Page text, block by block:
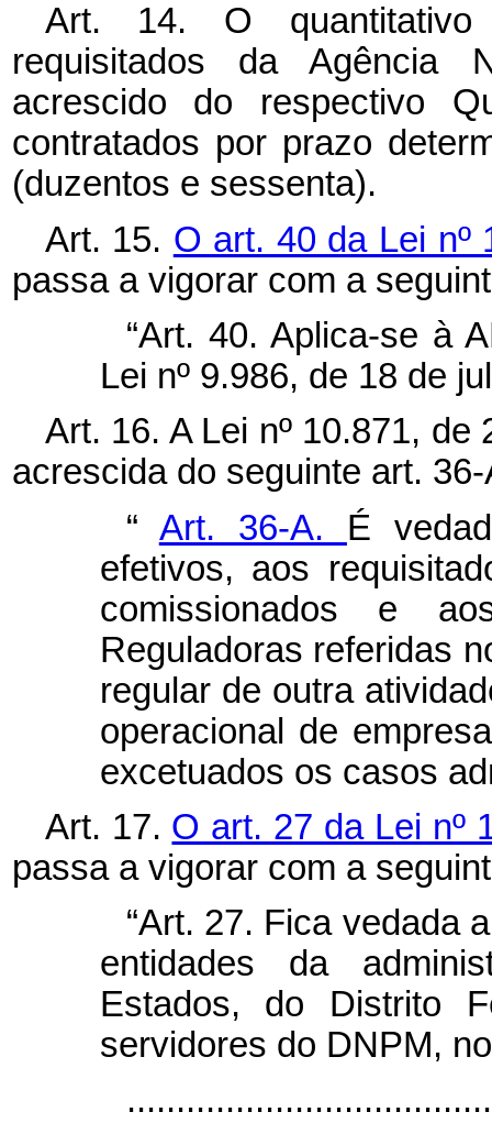
Art. 14. O quantitativo
requisitados da Agência
acrescido do respectivo
contratados por prazo
(duzentos e sessenta).
Art. 15. O art. 40 da Lei nº
passa a vigorar com a
“Art. 40. Aplica-se à
Lei nº 9.986, de 18 de
Art. 16. A Lei nº 10.871,
acrescida do seguinte art. 36-
“ Art. 36-A. É
efetivos, aos
comissionados e
Reguladoras referidas
regular de outra
operacional de
excetuados os casos
Art. 17. O art. 27 da Lei nº
passa a vigorar com a
“Art. 27. Fica vedada
entidades da
Estados, do Distrito
servidores do DNPM,